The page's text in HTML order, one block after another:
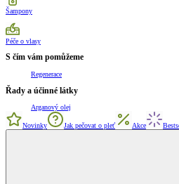
Šampony
Péče o vlasy
S čím vám pomůžeme
Regenerace
Řady a účinné látky
Arganový olej
Novinky Jak pečovat o pleť Akce